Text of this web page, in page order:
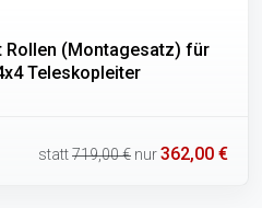
Rollen (Montagesatz) für
Teleskopleiter
statt719,00 € nur362,00 €